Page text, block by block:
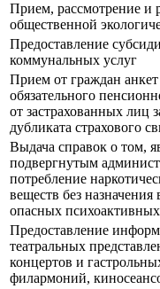
Прием, рассмотрение и
общественной
Предоставление
коммунальных услуг
Прием от граждан
обязательного
от застрахованных лиц
дубликата страхового
Выдача справок о том,
подвергнутым
потребление
веществ без
опасных
Предоставление
театральных
концертов и
филармоний,